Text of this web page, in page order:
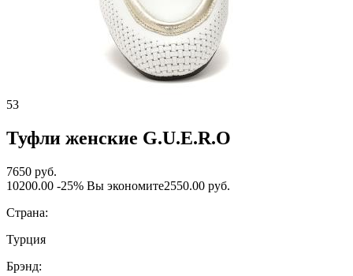
53
Туфли женские G.U.E.R.O
7650 руб.
10200.00 -25% Вы экономите2550.00 руб.
Страна:
Турция
Брэнд: